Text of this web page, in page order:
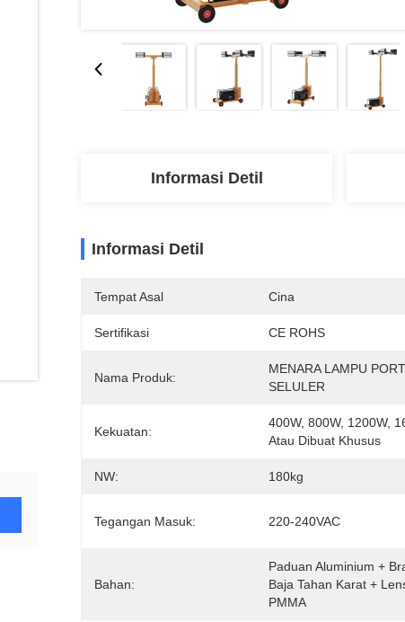
Informasi Detil
Informasi Detil
Tempat Asal Cina
Sertifikasi CE ROHS
Nama Produk:
MENARA LAMPU
SELULER
Kekuatan:
400W, 800W, 1200W,
Atau Dibuat Khusus
NW: 180kg
Tegangan Masuk: 220-240VAC
Bahan:
Paduan Aluminium +
Baja Tahan Karat +
PMMA